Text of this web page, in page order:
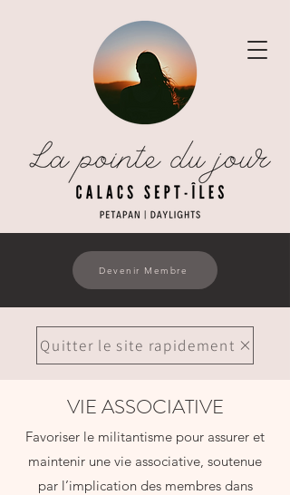
Devenir Membre
Quitter le site rapidement
VIE ASSOCIATIVE
Favoriser le militantisme pour assurer et
maintenir une vie associative, soutenue
par l’implication des membres dans